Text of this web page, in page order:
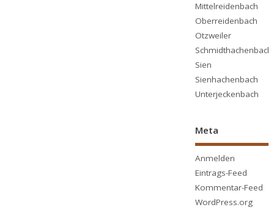
Mittelreidenbach
Oberreidenbach
Otzweiler
Schmidthachenbach
Sien
Sienhachenbach
Unterjeckenbach
Meta
Anmelden
Eintrags-Feed
Kommentar-Feed
WordPress.org